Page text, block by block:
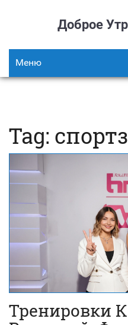
Доброе
Меню
Tag:
Тренировки